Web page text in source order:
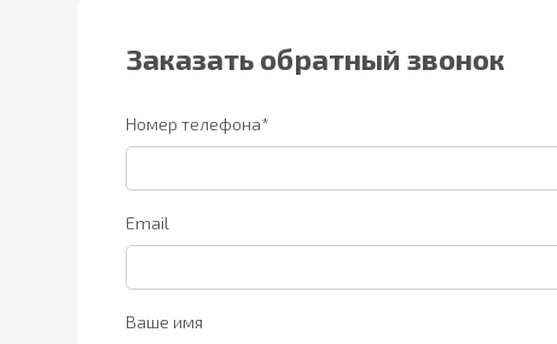
Заказать обратный звонок
Номер телефона*
Email
Ваше имя